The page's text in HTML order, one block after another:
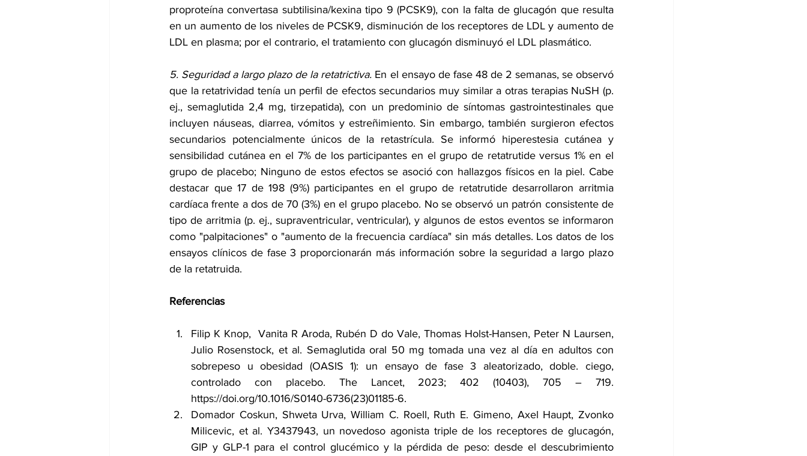
proproteína convertasa subtilisina/kexina tipo 9 (PCSK9), con la falta de glucagón que resulta
en un aumento de los niveles de PCSK9, disminución de los receptores de LDL y aumento de
LDL en plasma; por el contrario, el tratamiento con glucagón disminuyó el LDL plasmático.
5. Seguridad a largo plazo de la retatrictiva. En el ensayo de fase 48 de 2 semanas, se observó
que la retatrividad tenía un perfil de efectos secundarios muy similar a otras terapias NuSH (p.
ej., semaglutida 2,4 mg, tirzepatida), con un predominio de síntomas gastrointestinales que
incluyen náuseas, diarrea, vómitos y estreñimiento. Sin embargo, también surgieron efectos
secundarios potencialmente únicos de la retastrícula. Se informó hiperestesia cutánea y
sensibilidad cutánea en el 7% de los participantes en el grupo de retatrutide versus 1% en el
grupo de placebo; Ninguno de estos efectos se asoció con hallazgos físicos en la piel. Cabe
destacar que 17 de 198 (9%) participantes en el grupo de retatrutide desarrollaron arritmia
cardíaca frente a dos de 70 (3%) en el grupo placebo. No se observó un patrón consistente de
tipo de arritmia (p. ej., supraventricular, ventricular), y algunos de estos eventos se informaron
como "palpitaciones" o "aumento de la frecuencia cardíaca" sin más detalles. Los datos de los
ensayos clínicos de fase 3 proporcionarán más información sobre la seguridad a largo plazo
de la retatruida.
Referencias
Filip K Knop, Vanita R Aroda, Rubén D do Vale, Thomas Holst-Hansen, Peter N Laursen
Julio Rosenstock, et al. Semaglutida oral 50 mg tomada una vez al día en adultos con
sobrepeso u obesidad (OASIS 1): un ensayo de fase 3 aleatorizado, doble. ciego,
https://doi.org/10.1016/S0140-6736(23)01185-6.
Domador Coskun, Shweta Urva, William C. Roell, Ruth E. Gimeno, Axel Haupt, Zvonko
Milicevic, et al. Y3437943, un novedoso agonista triple de los receptores de glucagón,
GIP y GLP-1 para el control glucémico y la pérdida de peso: desde el descubrimiento